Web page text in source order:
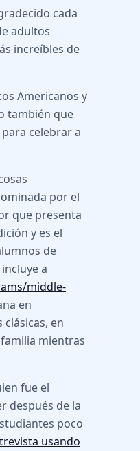
cada
adultos
increíbles de
Americanos y
también que
celebrar a
por el
que presenta
y es el
de
a
middle-
en
en
mientras
fue el
después de la
poco
usando